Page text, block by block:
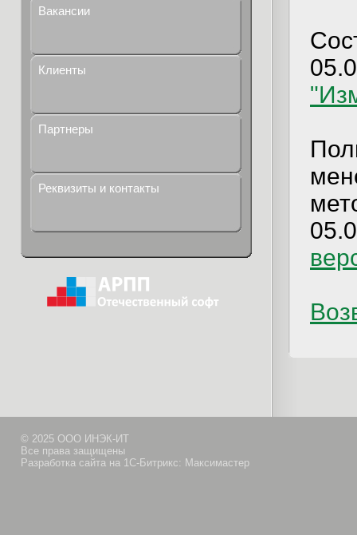
Вакансии
Клиенты
Партнеры
Реквизиты и контакты
© 2025 ООО ИНЭК-ИТ
Все права защищены
Разработка сайта на 1С-Битрикс: Максимастер